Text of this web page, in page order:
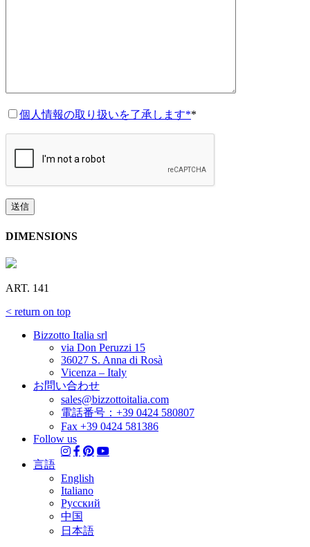
個人情報の取り扱いを了承します**
DIMENSIONS
ART. 141
< return on top
Bizzotto Italia srl
via Don Peruzzi 15
36027 S. Anna di Rosà
Vicenza – Italy
お問い合わせ
sales@bizzottoitalia.com
電話番号：+39 0424 580807
Fax +39 0424 581386
Follow us
   
言語
English
Italiano
Pусский
中国
日本語